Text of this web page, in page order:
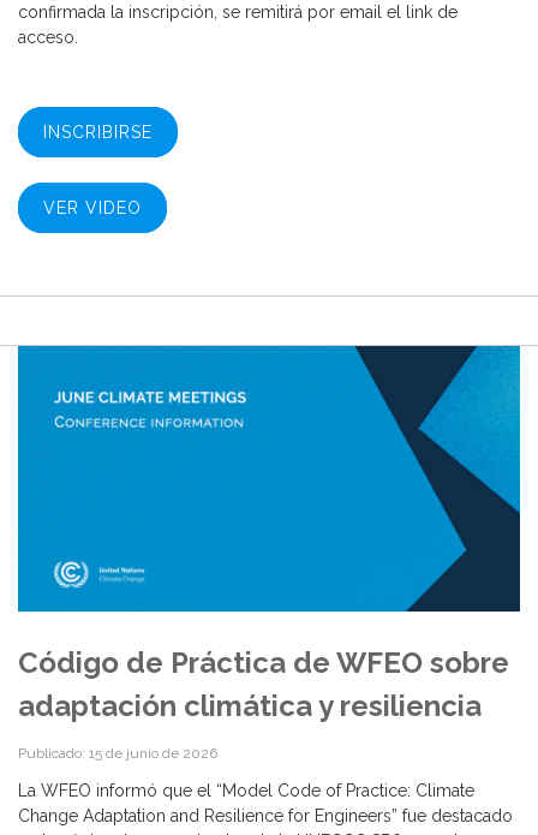
confirmada la inscripción, se remitirá por email el link de
acceso.
INSCRIBIRSE
VER VIDEO
Código de Práctica de WFEO sobre
adaptación climática y resiliencia
Publicado: 15 de junio de 2026
La WFEO informó que el “Model Code of Practice: Climate
Change Adaptation and Resilience for Engineers” fue destacado